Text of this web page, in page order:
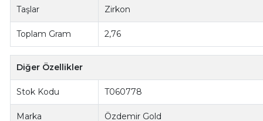
Taşlar Zirkon
Toplam Gram 2,76
Diğer Özellikler
Stok Kodu T060778
Marka Özdemir Gold